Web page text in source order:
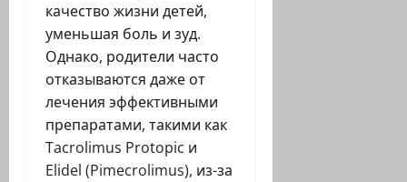
качество жизни детей,
уменьшая боль и зуд.
Однако, родители часто
отказываются даже от
лечения эффективными
препаратами, такими как
Tacrolimus Protopic и
Elidel (Pimecrolimus), из-за